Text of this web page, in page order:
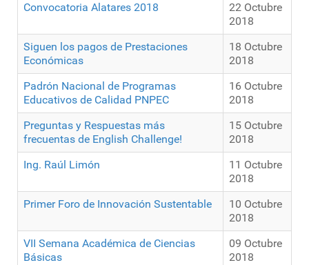
Convocatoria Alatares 2018
22 Octubre
2018
Siguen los pagos de Prestaciones
Económicas
18 Octubre
2018
Padrón Nacional de Programas
Educativos de Calidad PNPEC
16 Octubre
2018
Preguntas y Respuestas más
frecuentas de English Challenge!
15 Octubre
2018
Ing. Raúl Limón
11 Octubre
2018
Primer Foro de Innovación Sustentable
10 Octubre
2018
VII Semana Académica de Ciencias
Básicas
09 Octubre
2018